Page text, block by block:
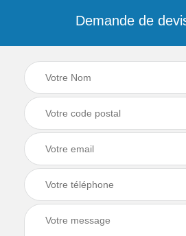
Demande de